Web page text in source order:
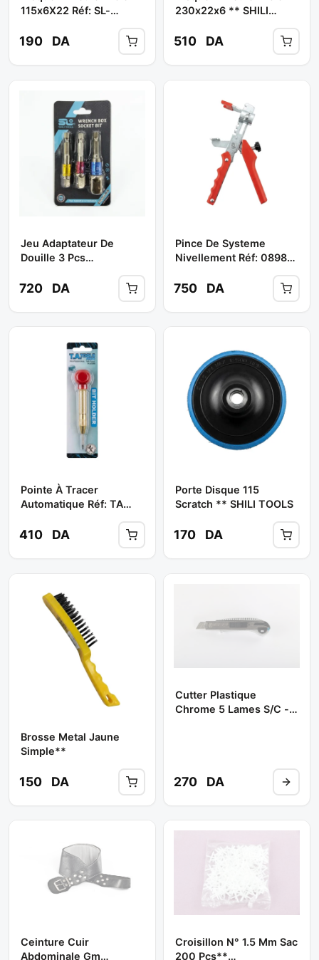
115x6X22 Réf: SL-
) ** SHILI TOOLS
190 DA
230x22x6 ** SHILI
510 DA
Jeu Adaptateur De
Douille 3 Pcs
TOOLS
720 DA
Pince De Systeme
Nivellement Réf: 08982
750 DA
Pointe À Tracer
Automatique Réf: TA
410 DA
Porte Disque 115
Scratch ** SHILI TOOLS
170 DA
Brosse Metal Jaune
Simple**
150 DA
Cutter Plastique
Chrome 5 Lames S/c -
270 DA
Ceinture Cuir
Abdominale Gm
Croisillon N° 1.5 Mm Sac
200 Pcs**